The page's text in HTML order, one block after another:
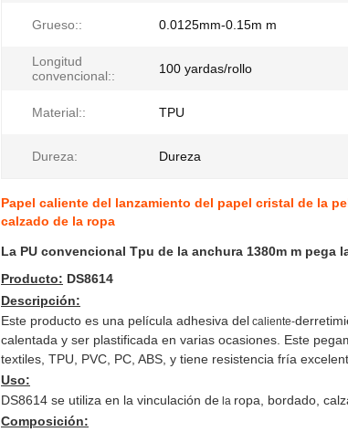
Grueso:: 0.0125mm-0.15m m
Longitud
convencional::
100 yardas/rollo
Material:: TPU
Dureza: Dureza
Papel caliente del lanzamiento del papel cristal de la
calzado de la ropa
La PU convencional Tpu de la anchura 1380m m
Producto: DS8614
Descripción:
Este producto es una película adhesiva del caliente-
calentada y ser plastificada en varias ocasiones. Este
textiles, TPU, PVC, PC, ABS, y tiene resistencia fría
Uso:
DS8614 se utiliza en la vinculación de la ropa , bordado,
Composición: